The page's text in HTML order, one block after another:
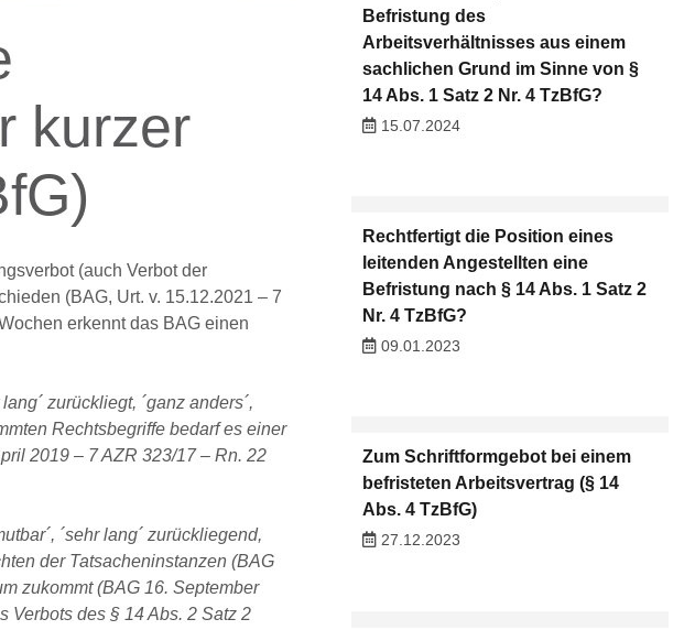
kurzer
(auch Verbot der
(BAG, Urt. v. 15.12.2021 – 7
erkennt das BAG einen
zurückliegt, ´ganz anders´,
Rechtsbegriffe bedarf es einer
2019 – 7 AZR 323/17 – Rn. 22
´sehr lang´ zurückliegend,
der Tatsacheninstanzen (BAG
zukommt (BAG 16. September
Verbots des § 14 Abs. 2 Satz 2
Befristung des
Arbeitsverhältnisses aus einem
sachlichen Grund im Sinne von §
14 Abs. 1 Satz 2 Nr. 4 TzBfG?
15.07.2024
Rechtfertigt die Position eines
leitenden Angestellten eine
Befristung nach § 14 Abs. 1 Satz 2
Nr. 4 TzBfG?
09.01.2023
Zum Schriftformgebot bei einem
befristeten Arbeitsvertrag (§ 14
Abs. 4 TzBfG)
27.12.2023